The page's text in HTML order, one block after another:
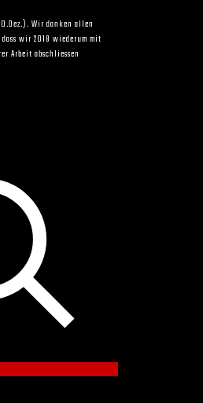
Wir danken allen
wir 2018 wiederum mit
Arbeit abschliessen